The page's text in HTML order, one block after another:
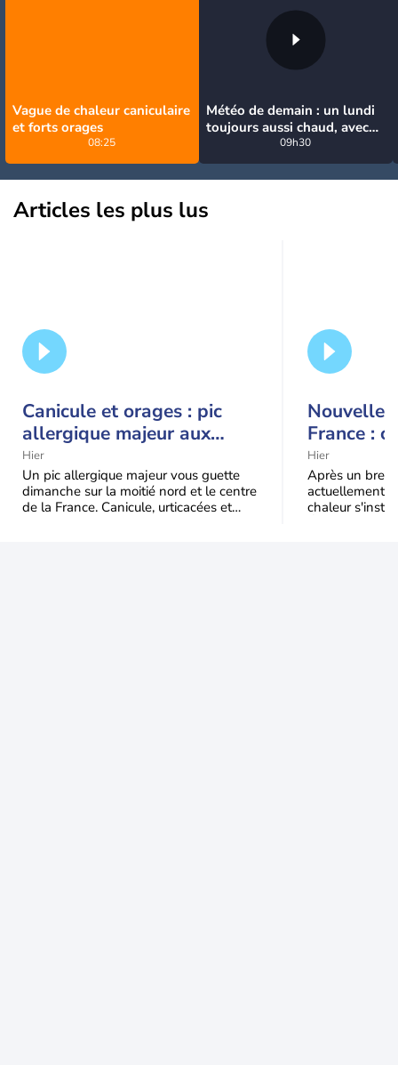
Vague de chaleur caniculaire
et forts orages
08:25
Météo de demain : un lundi
toujours aussi chaud, avec
quelques orages
09h30
Articles les plus lus
Canicule et orages : pic
allergique majeur aux
urticacées sur la moitié
nord
Hier
Un pic allergique majeur vous guette
dimanche sur la moitié nord et le centre
de la France. Canicule, urticacées et
Nouvelle
France :
Hier
Après un bref
actuellement,
chaleur